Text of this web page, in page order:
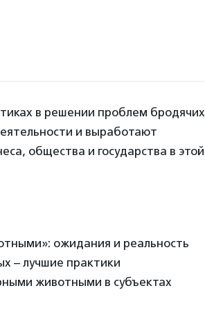
в решении проблем бродячих
и выработают
общества и государства в этой
ожидания и реальность
– лучшие практики
животными в субъектах